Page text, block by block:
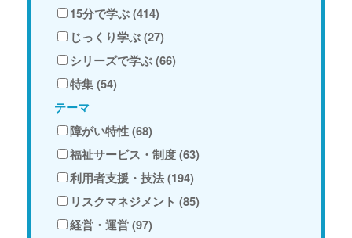
15分で学ぶ (414)
じっくり学ぶ (27)
シリーズで学ぶ (66)
特集 (54)
テーマ
障がい特性 (68)
福祉サービス・制度 (63)
利用者支援・技法 (194)
リスクマネジメント (85)
経営・運営 (97)